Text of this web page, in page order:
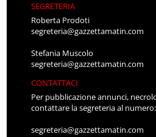
SEGRETERIA
Roberta Prodoti
segreteria@gazzettamatin.com
Stefania Muscolo
segreteria@gazzettamatin.com
CONTATTACI
Per pubblicazione annunci,
contattare la segreteria al
segreteria@gazzettamatin.com